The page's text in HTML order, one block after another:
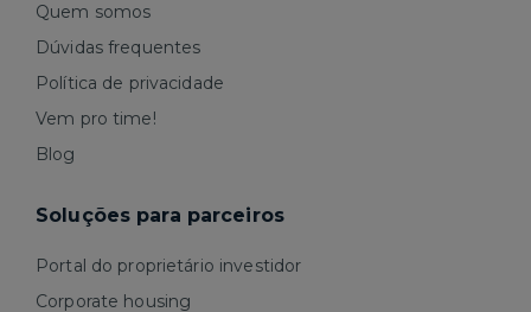
Quem somos
Dúvidas frequentes
Política de privacidade
Vem pro time!
Blog
Soluções para parceiros
Portal do proprietário investidor
Corporate housing